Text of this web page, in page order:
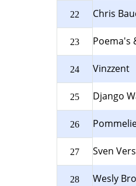
22 Chris
23 Poema's
24 Vinzzent
25 Django
26
27 Sven
28 Wesly